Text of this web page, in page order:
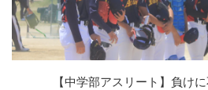
【中学部アスリート】負け